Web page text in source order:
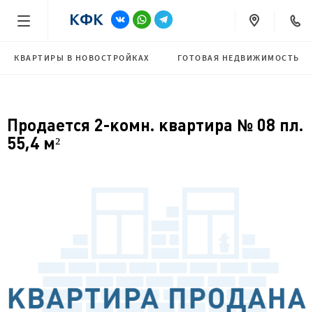
КВАРТИРЫ В НОВОСТРОЙКАХ ГОТОВАЯ НЕДВИЖИМОСТЬ
Продается 2-комн. квартира № 08 пл.
55,4 м²